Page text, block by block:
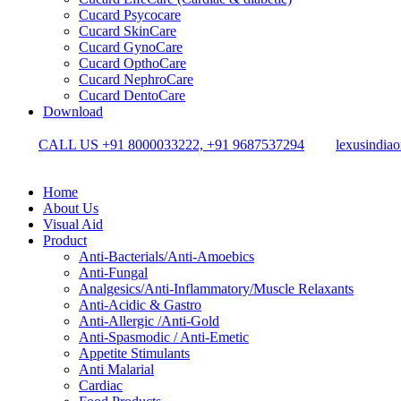
Cucard Psycocare
Cucard SkinCare
Cucard GynoCare
Cucard OpthoCare
Cucard NephroCare
Cucard DentoCare
Download
CALL US +91 8000033222, +91 9687537294
Home
About Us
Visual Aid
Product
Anti-Bacterials/Anti-Amoebics
Anti-Fungal
Analgesics/Anti-Inflammatory/Muscle Relaxants
Anti-Acidic & Gastro
Anti-Allergic /Anti-Gold
Anti-Spasmodic / Anti-Emetic
Appetite Stimulants
Anti Malarial
Cardiac